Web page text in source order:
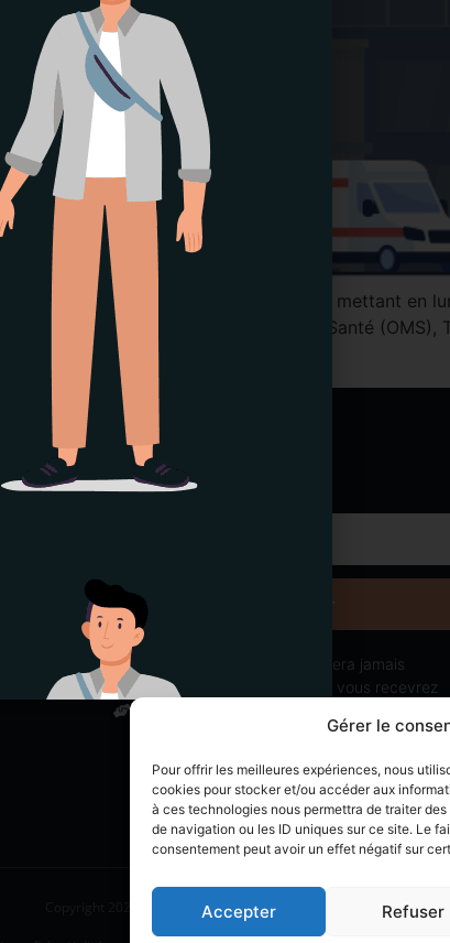
Gérer le
Pour offrir les meilleures expériences, nous
cookies pour stocker et/ou accéder aux
à ces technologies nous permettra de traiter
de navigation ou les ID uniques sur ce site. Le
consentement peut avoir un effet négatif sur
Accepter Refuser
le plateau du journal télévisé de TF1, mettant en
de l’Organisation Mondiale de la Santé (OMS),
Abonnez vous!
Votre adresse email ne sera jamais
transmises à des tiers et vous recevrez
contenu éditorial du site. Vous pouvez
Copyright 2021-2025 © Tous droits réservés. Design by Yanis